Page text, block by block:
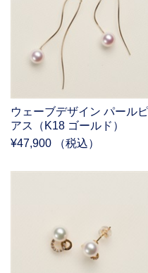
ウェーブデザイン パールピ
アス（K18 ゴールド）
¥47,900 （税込）